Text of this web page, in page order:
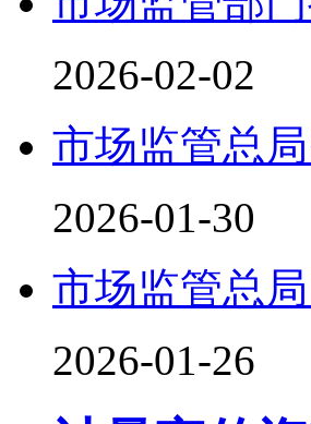
2026-02-02
市场监管总
2026-01-30
市场监管总
2026-01-26